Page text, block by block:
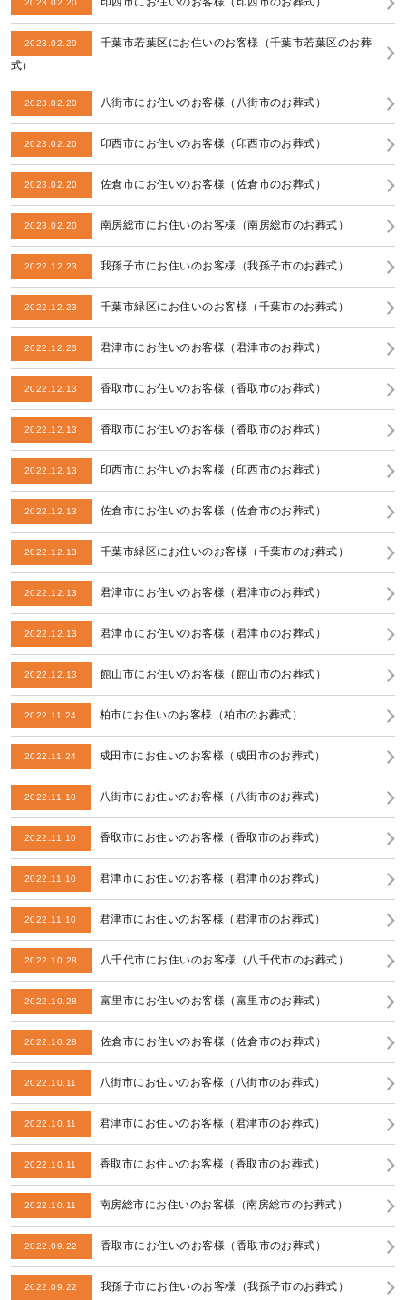
2023.02.20
2023.02.20
千葉市若葉区にお住いのお客様（千葉市若葉区のお葬
式）
2023.02.20 八街市にお住いのお客様（八街市のお葬式）
2023.02.20 印西市にお住いのお客様（印西市のお葬式）
2023.02.20 佐倉市にお住いのお客様（佐倉市のお葬式）
2023.02.20 南房総市にお住いのお客様（南房総市のお葬式）
2022.12.23 我孫子市にお住いのお客様（我孫子市のお葬式）
2022.12.23 千葉市緑区にお住いのお客様（千葉市のお葬式）
2022.12.23 君津市にお住いのお客様（君津市のお葬式）
2022.12.13 香取市にお住いのお客様（香取市のお葬式）
2022.12.13 香取市にお住いのお客様（香取市のお葬式）
2022.12.13 印西市にお住いのお客様（印西市のお葬式）
2022.12.13 佐倉市にお住いのお客様（佐倉市のお葬式）
2022.12.13 千葉市緑区にお住いのお客様（千葉市のお葬式）
2022.12.13 君津市にお住いのお客様（君津市のお葬式）
2022.12.13 君津市にお住いのお客様（君津市のお葬式）
2022.12.13 館山市にお住いのお客様（館山市のお葬式）
2022.11.24 柏市にお住いのお客様（柏市のお葬式）
2022.11.24 成田市にお住いのお客様（成田市のお葬式）
2022.11.10 八街市にお住いのお客様（八街市のお葬式）
2022.11.10 香取市にお住いのお客様（香取市のお葬式）
2022.11.10 君津市にお住いのお客様（君津市のお葬式）
2022.11.10 君津市にお住いのお客様（君津市のお葬式）
2022.10.28 八千代市にお住いのお客様（八千代市のお葬式）
2022.10.28 富里市にお住いのお客様（富里市のお葬式）
2022.10.28 佐倉市にお住いのお客様（佐倉市のお葬式）
2022.10.11 八街市にお住いのお客様（八街市のお葬式）
2022.10.11 君津市にお住いのお客様（君津市のお葬式）
2022.10.11 香取市にお住いのお客様（香取市のお葬式）
2022.10.11 南房総市にお住いのお客様（南房総市のお葬式）
2022.09.22 香取市にお住いのお客様（香取市のお葬式）
2022.09.22 我孫子市にお住いのお客様（我孫子市のお葬式）